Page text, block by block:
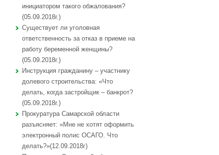
инициатором такого обжалования?
(05.09.2018г.)
Существует ли уголовная
ответственность за отказ в приеме на
работу беременной женщины?
(05.09.2018г.)
Инструкция гражданину – участнику
долевого строительства: «Что
делать, когда застройщик – банкрот?
(05.09.2018г.)
Прокуратура Самарской области
разъясняет: «Мне не хотят оформить
электронный полис ОСАГО. Что
делать?»(12.09.2018г)